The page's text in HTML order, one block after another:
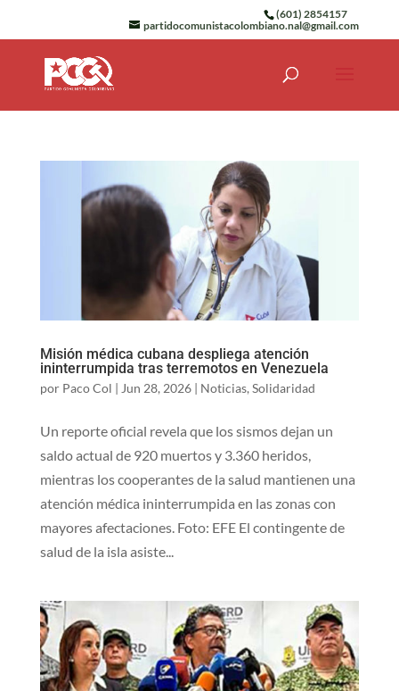
(601) 2854157
partidocomunistacolombiano.nal@gmail.com
Misión médica cubana despliega atención
ininterrumpida tras terremotos en Venezuela
por Paco Col | Jun 28, 2026| Noticias, Solidaridad
Un reporte oficial revela que los sismos dejan un
saldo actual de 920 muertos y 3.360 heridos,
mientras los cooperantes de la salud mantienen una
atención médica ininterrumpida en las zonas con
mayores afectaciones. Foto: EFE El contingente de
salud de la isla asiste...